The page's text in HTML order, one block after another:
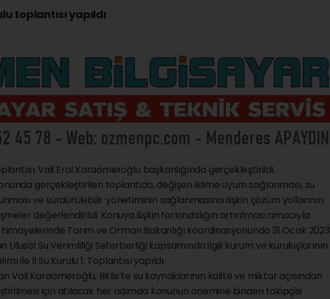
toplantısı yapıldı
Vali Erol Karaömeroğlu başkanlığında gerçekleştirildi.
gerçekleştirilen toplantıda, değişen iklime uyum sağlanması, su
ve sürdürülebilir yönetiminin sağlanmasına ilişkin çözüm yollarının
değerlendirildi. Konuya ilişkin farkındalığın artırılması amacıyla
himayelerinde Tarım ve Orman Bakanlığı koordinasyonunda 31 Ocak 2023
Ulusal Su Verimliliği Seferberliği kapsamında ilgili kurum ve kuruluşlarının
ile İl Su Kurulu 1. Toplantısı yapıldı.
Vali Karaömeroğlu, Bitlis’te su kaynaklarının kalite ve miktar açısından
için atılacak her adımda konunun önemine binaen takipçisi